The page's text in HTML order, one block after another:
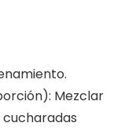
Mezclar
cucharadas